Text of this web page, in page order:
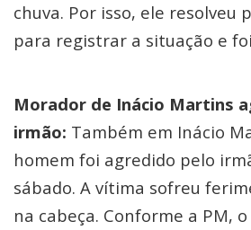
chuva. Por isso, ele resolveu
para registrar a situação e
Morador de Inácio Martins
irmão: Também em Inácio
homem foi agredido pelo
sábado. A vítima sofreu
na cabeça. Conforme a PM,